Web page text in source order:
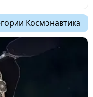
Космонавтика